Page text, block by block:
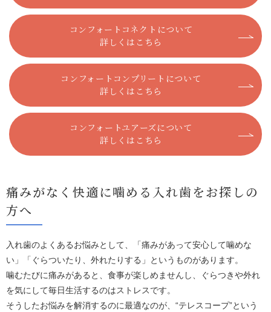
コンフォートコネクトについて
詳しくはこちら
コンフォートコンプリートについて
詳しくはこちら
コンフォートユアーズについて
詳しくはこちら
痛みがなく快適に噛める入れ歯をお探しの
方へ
入れ歯のよくあるお悩みとして、「痛みがあって安心して噛めな
い」「ぐらついたり、外れたりする」というものがあります。
噛むたびに痛みがあると、食事が楽しめませんし、ぐらつきや外れ
を気にして毎日生活するのはストレスです。
そうしたお悩みを解消するのに最適なのが、“テレスコープ”という